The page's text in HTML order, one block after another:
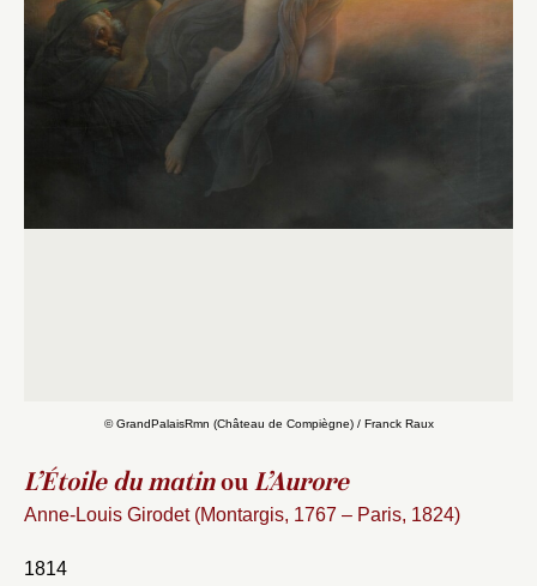
© GrandPalaisRmn (Château de Compiègne) / Franck Raux
L’Étoile du matinou L’Aurore
Anne-Louis Girodet (Montargis, 1767 – Paris, 1824)
1814